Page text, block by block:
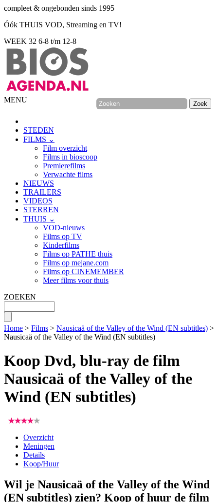
compleet & ongebonden sinds 1995
Óók THUIS VOD, Streaming en TV!
WEEK 32 6-8 t/m 12-8
MENU
STEDEN
FILMS ⌄
Film overzicht
Films in bioscoop
Premierefilms
Verwachte films
NIEUWS
TRAILERS
VIDEOS
STERREN
THUIS ⌄
VOD-nieuws
Films op TV
Kinderfilms
Films op PATHE thuis
Films op mejane.com
Films op CINEMEMBER
Meer films voor thuis
ZOEKEN
Home > Films > Nausicaä of the Valley of the Wind (EN subtitles) >
Nausicaä of the Valley of the Wind (EN subtitles)
Koop Dvd, blu-ray de film
Nausicaä of the Valley of the
Wind (EN subtitles)
Overzicht
Meningen
Details
Koop/Huur
Wil je Nausicaä of the Valley of the Wind
(EN subtitles) zien? Koop of huur de film